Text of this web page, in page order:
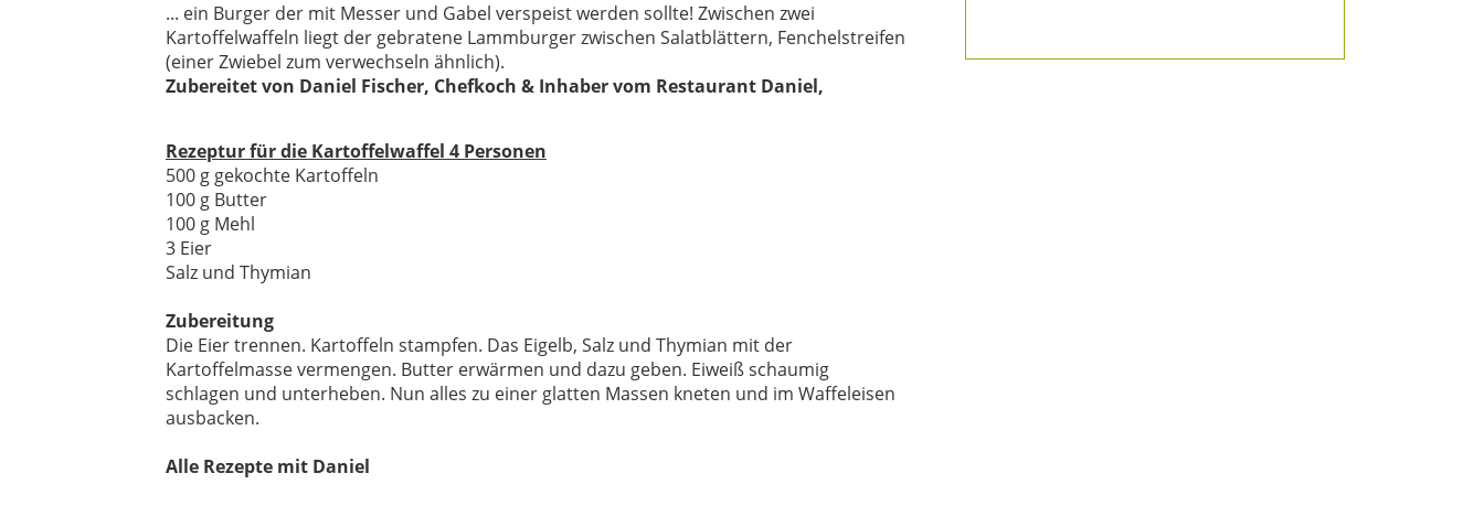
... ein Burger der mit Messer und Gabel verspeist werden sollte! Zwischen zwei
Kartoffelwaffeln liegt der gebratene Lammburger zwischen Salatblättern, Fenchelstreifen
(einer Zwiebel zum verwechseln ähnlich).
Zubereitet von Daniel Fischer, Chefkoch & Inhaber vom Restaurant Daniel,
Rezeptur für die Kartoffelwaffel 4 Personen
500 g gekochte Kartoffeln
100 g Butter
100 g Mehl
3 Eier
Salz und Thymian
Zubereitung
Die Eier trennen. Kartoffeln stampfen. Das Eigelb, Salz und Thymian mit der
Kartoffelmasse vermengen. Butter erwärmen und dazu geben. Eiweiß schaumig
schlagen und unterheben. Nun alles zu einer glatten Massen kneten und im Waffeleisen
ausbacken.
Alle Rezepte mit Daniel